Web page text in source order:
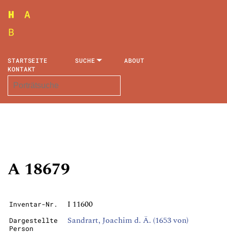
STARTSEITE SUCHE
ABOUT
KONTAKT
A 18679
Inventar-Nr. I 11600
Dargestellte
Person
Sandrart, Joachim d. Ä. (1653 von)